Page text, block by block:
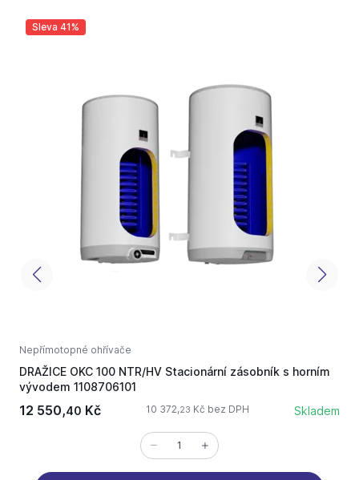
Sleva 41%
Nepřímotopné ohřívače
DRAŽICE OKC 100 NTR/HV Stacionární zásobník s horním
vývodem 1108706101
12 550,40 Kč 10 372,23 Kč bez DPH Skladem